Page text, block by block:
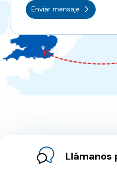
Enviar mensaje
Llámanos